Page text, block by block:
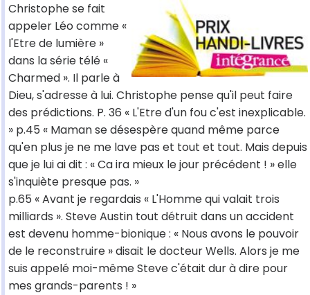
Christophe se fait
appeler Léo comme «
l'Etre de lumière »
dans la série télé «
Charmed ». Il parle à
Dieu, s'adresse à lui. Christophe pense qu'il peut faire
des prédictions. P. 36 « L'Etre d'un fou c'est inexplicable.
» p.45 « Maman se désespère quand même parce
qu'en plus je ne me lave pas et tout et tout. Mais depuis
que je lui ai dit : « Ca ira mieux le jour précédent ! » elle
s'inquiète presque pas. »
p.65 « Avant je regardais « L'Homme qui valait trois
milliards ». Steve Austin tout détruit dans un accident
est devenu homme-bionique : « Nous avons le pouvoir
de le reconstruire » disait le docteur Wells. Alors je me
suis appelé moi-même Steve c'était dur à dire pour
mes grands-parents ! »